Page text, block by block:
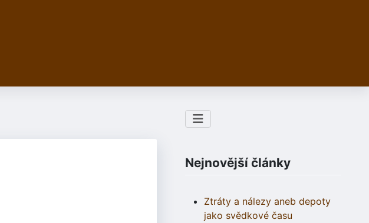
Nejnovější články
Ztráty a nálezy aneb depoty
jako svědkové času